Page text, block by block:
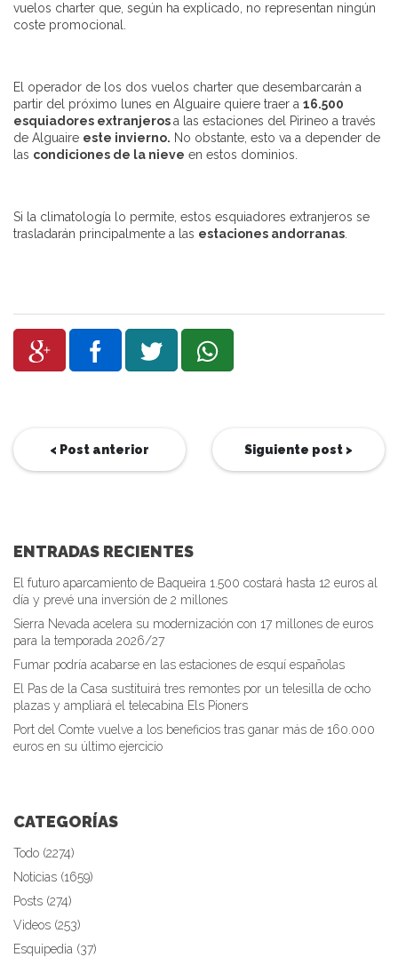
vuelos charter que, según ha explicado, no representan ningún
coste promocional.
El operador de los dos vuelos charter que desembarcarán a
partir del próximo lunes en Alguaire quiere traer a 16.500
esquiadores extranjerosa las estaciones del Pirineo a través
de Alguaire este invierno. No obstante, esto va a depender de
las condiciones de la nieve en estos dominios.
Si la climatología lo permite, estos esquiadores extranjeros se
trasladarán principalmente a las estaciones andorranas
< Post anterior Siguiente post >
ENTRADAS RECIENTES
El futuro aparcamiento de Baqueira 1.500 costará hasta 12 euros al
día y prevé una inversión de 2 millones
Sierra Nevada acelera su modernización con 17 millones de euros
para la temporada 2026/27
Fumar podría acabarse en las estaciones de esquí españolas
El Pas de la Casa sustituirá tres remontes por un telesilla de ocho
plazas y ampliará el telecabina Els Pioners
Port del Comte vuelve a los beneficios tras ganar más de 160.000
euros en su último ejercicio
CATEGORÍAS
Todo (2274)
Noticias (1659)
Posts (274)
Videos (253)
Esquipedia (37)